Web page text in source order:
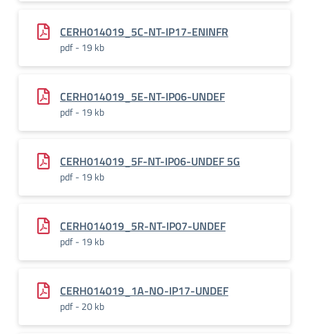
CERH014019_5C-NT-IP17-ENINFR
pdf - 19 kb
CERH014019_5E-NT-IP06-UNDEF
pdf - 19 kb
CERH014019_5F-NT-IP06-UNDEF 5G
pdf - 19 kb
CERH014019_5R-NT-IP07-UNDEF
pdf - 19 kb
CERH014019_1A-NO-IP17-UNDEF
pdf - 20 kb